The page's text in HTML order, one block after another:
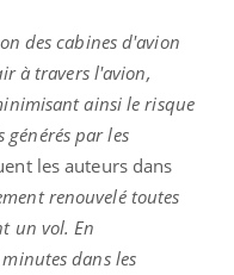
des cabines d'avion
à travers l'avion,
ainsi le risque
par les
les auteurs dans
renouvelé toutes
un vol. En
dans les